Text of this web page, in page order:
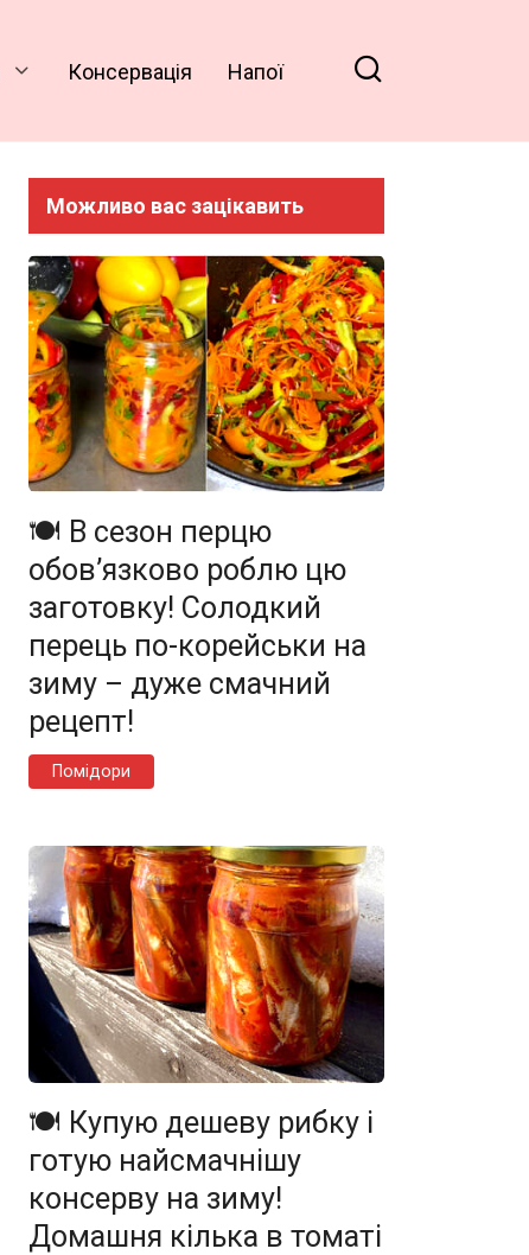
Консервація Напої
Можливо вас зацікавить
🍽️ В сезон перцю
обов’язково роблю цю
заготовку! Солодкий
перець по-корейськи на
зиму – дуже смачний
рецепт!
Помідори
🍽️ Купую дешеву рибку і
готую найсмачнішу
консерву на зиму!
Домашня кілька в томаті